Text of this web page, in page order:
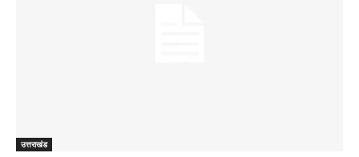
उत्तराखंड